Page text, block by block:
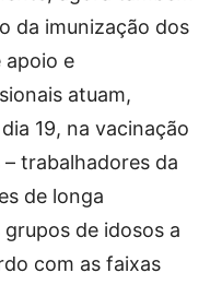
da imunização dos
apoio e
atuam,
19, na vacinação
trabalhadores da
de longa
de idosos a
com as faixas